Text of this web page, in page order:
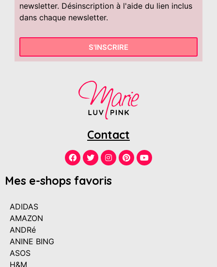
newsletter. Désinscription à l'aide du lien inclus
dans chaque newsletter.
S'INSCRIRE
Contact
Mes e-shops favoris
ADIDAS
AMAZON
ANDRé
ANINE BING
ASOS
H&M